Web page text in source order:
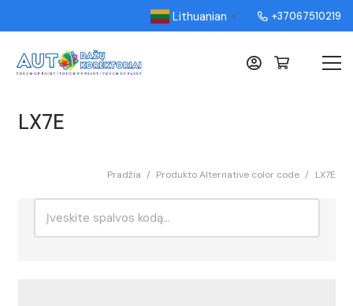
Lithuanian ▼ +37067510219
LX7E
Pradžia / Produkto Alternative color code / LX7E